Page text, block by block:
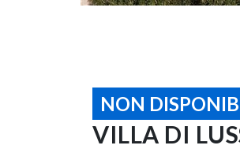
NON
VILLA DI